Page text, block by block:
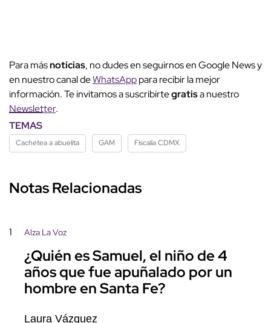
Para másnoticias, no dudes en seguirnos en Google News y
en nuestro canal deWhatsApppara recibir la mejor
información. Te invitamos a suscribirtegratisa nuestro
Newsletter.
TEMAS
Cachetea a abuelita GAM Fiscalía CDMX
Notas Relacionadas
1 Alza La Voz
¿Quién es Samuel, el niño de 4
años que fue apuñalado por un
hombre en Santa Fe?
Laura Vázquez